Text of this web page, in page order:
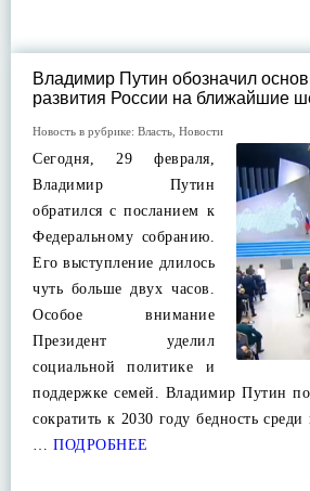
Владимир Путин обозначил
развития России на ближайшие
Новость в рубрике: Власть Новости
Сегодня, 29 февраля,
Владимир Путин
обратился с посланием к
Федеральному собранию.
Его выступление длилось
чуть больше двух часов.
Особое внимание
Президент уделил
социальной политике и
поддержке семей. Владимир Путин
сократить к 2030 году бедность
… ПОДРОБНЕЕ